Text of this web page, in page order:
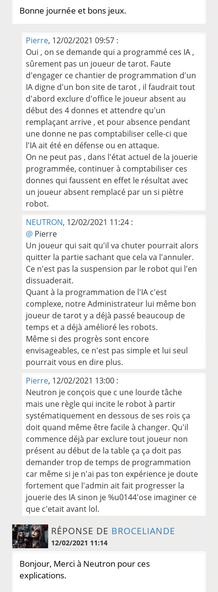
Bonne journée et bons jeux.
Pierre, 12/02/2021 09:57 :
Oui , on se demande qui a programmé ces IA ,
sûrement pas un joueur de tarot. Faute
d'engager ce chantier de programmation d'un
IA digne d'un bon site de tarot , il faudrait tout
d'abord exclure d'office le joueur absent au
début des 4 donnes et attendre qu'un
remplaçant arrive , et pour absence pendant
une donne ne pas comptabiliser celle-ci que
l'IA ait été en défense ou en attaque.
On ne peut pas , dans l'état actuel de la jouerie
programmée, continuer à comptabiliser ces
donnes qui faussent en effet le résultat avec
un joueur absent remplacé par un si piètre
robot.
NEUTRON, 12/02/2021 11:24 :
@ Pierre
Un joueur qui sait qu'il va chuter pourrait alors
quitter la partie sachant que cela va l'annuler.
Ce n'est pas la suspension par le robot qui l'en
dissuaderait.
Quant à la programmation de l'IA c'est
complexe, notre Administrateur lui même bon
joueur de tarot y a déjà passé beaucoup de
temps et a déjà amélioré les robots.
Même si des progrès sont encore
envisageables, ce n'est pas simple et lui seul
pourrait vous en dire plus.
Pierre, 12/02/2021 13:00 :
Neutron je conçois que c une lourde tâche
mais une règle qui incite le robot à partir
systématiquement en dessous de ses rois ça
doit quand même être facile à changer. Qu'il
commence déjà par exclure tout joueur non
présent au début de la table ça ça doit pas
demander trop de temps de programmation
car même si je n'ai pas ton expérience je doute
fortement que l'admin ait fait progresser la
jouerie des IA sinon je %u0144'ose imaginer ce
que c'etait avant lol.
RÉPONSE DE BROCELIANDE
12/02/2021 11:14
Bonjour, Merci à Neutron pour ces
explications.